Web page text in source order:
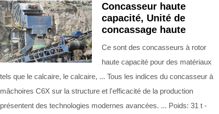
Concasseur haute
capacité, Unité de
concassage haute
Ce sont des concasseurs à rotor
haute capacité pour des matériaux
tels que le calcaire, le calcaire, ... Tous les indices du concasseur à
mâchoires C6X sur la structure et l'efficacité de la production
présentent des technologies modernes avancées. ... Poids: 31 t -